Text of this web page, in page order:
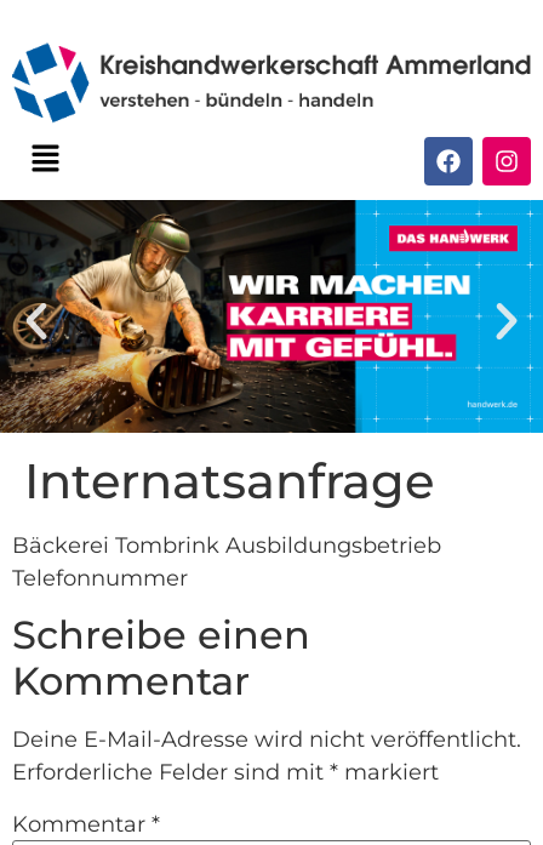
Internatsanfrage
Bäckerei Tombrink Ausbildungsbetrieb
Telefonnummer
Schreibe einen
Kommentar
Deine E-Mail-Adresse wird nicht veröffentlicht.
Erforderliche Felder sind mit * markiert
Kommentar *